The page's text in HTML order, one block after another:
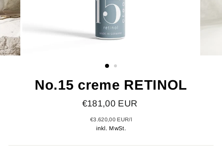
No.15 creme RETINOL
Normaler
€181,00 EUR
€3.620,00 EUR/l
inkl. MwSt.